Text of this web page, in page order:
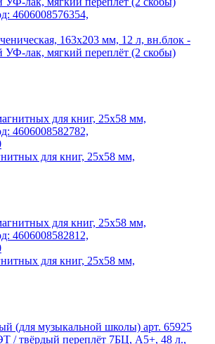
4606008576354,
163х203 мм, 12 л, вн.блок -
лак, мягкий переплёт (2 скобы)
4606008582782,
для книг, 25х58 мм,
4606008582812,
для книг, 25х58 мм,